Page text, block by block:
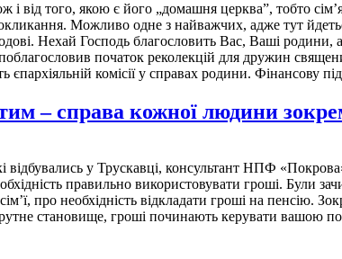
і від того, якою є його „домашня церква”, тобто
Можливо одне з найважчих, адже тут
Нехай Господь благословить Вас, Ваші
початок реколекцій для дружин
єпархіяльній комісії у справах родини.
– справа кожної людини
відбувались у Трускавці, консультант НПФ
правильно використовувати гроші. Були
про необхідність відкладати гроші на пенсію.
становище, гроші починають керувати вашою